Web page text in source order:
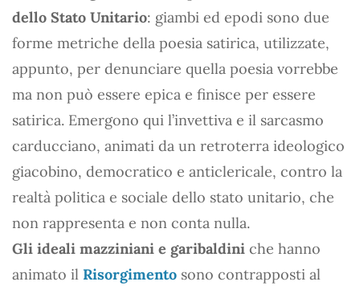
dello Stato Unitario: giambi ed epodi sono due
forme metriche della poesia satirica, utilizzate,
appunto, per denunciare quella poesia vorrebbe
ma non può essere epica e finisce per essere
satirica. Emergono qui l’invettiva e il sarcasmo
carducciano, animati da un retroterra ideologico
giacobino, democratico e anticlericale, contro la
realtà politica e sociale dello stato unitario, che
non rappresenta e non conta nulla.
Gli ideali mazziniani e garibaldini che hanno
animato il Risorgimento sono contrapposti al